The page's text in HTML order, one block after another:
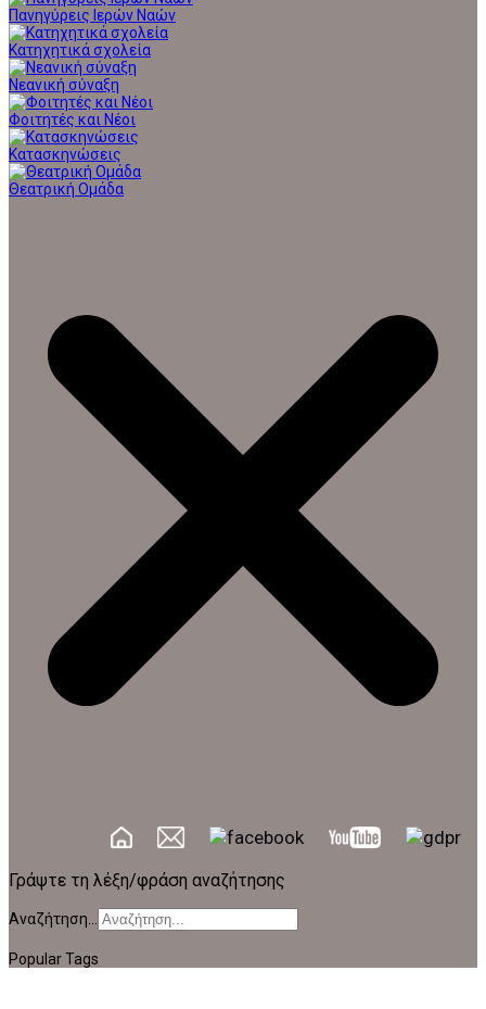
Πανηγύρεις Ιερών Ναών
Κατηχητικά σχολεία
Νεανική σύναξη
Φοιτητές και Νέοι
Κατασκηνώσεις
Θεατρική Ομάδα
Γράψτε τη λέξη/φράση αναζήτησης
Αναζήτηση...
Popular Tags